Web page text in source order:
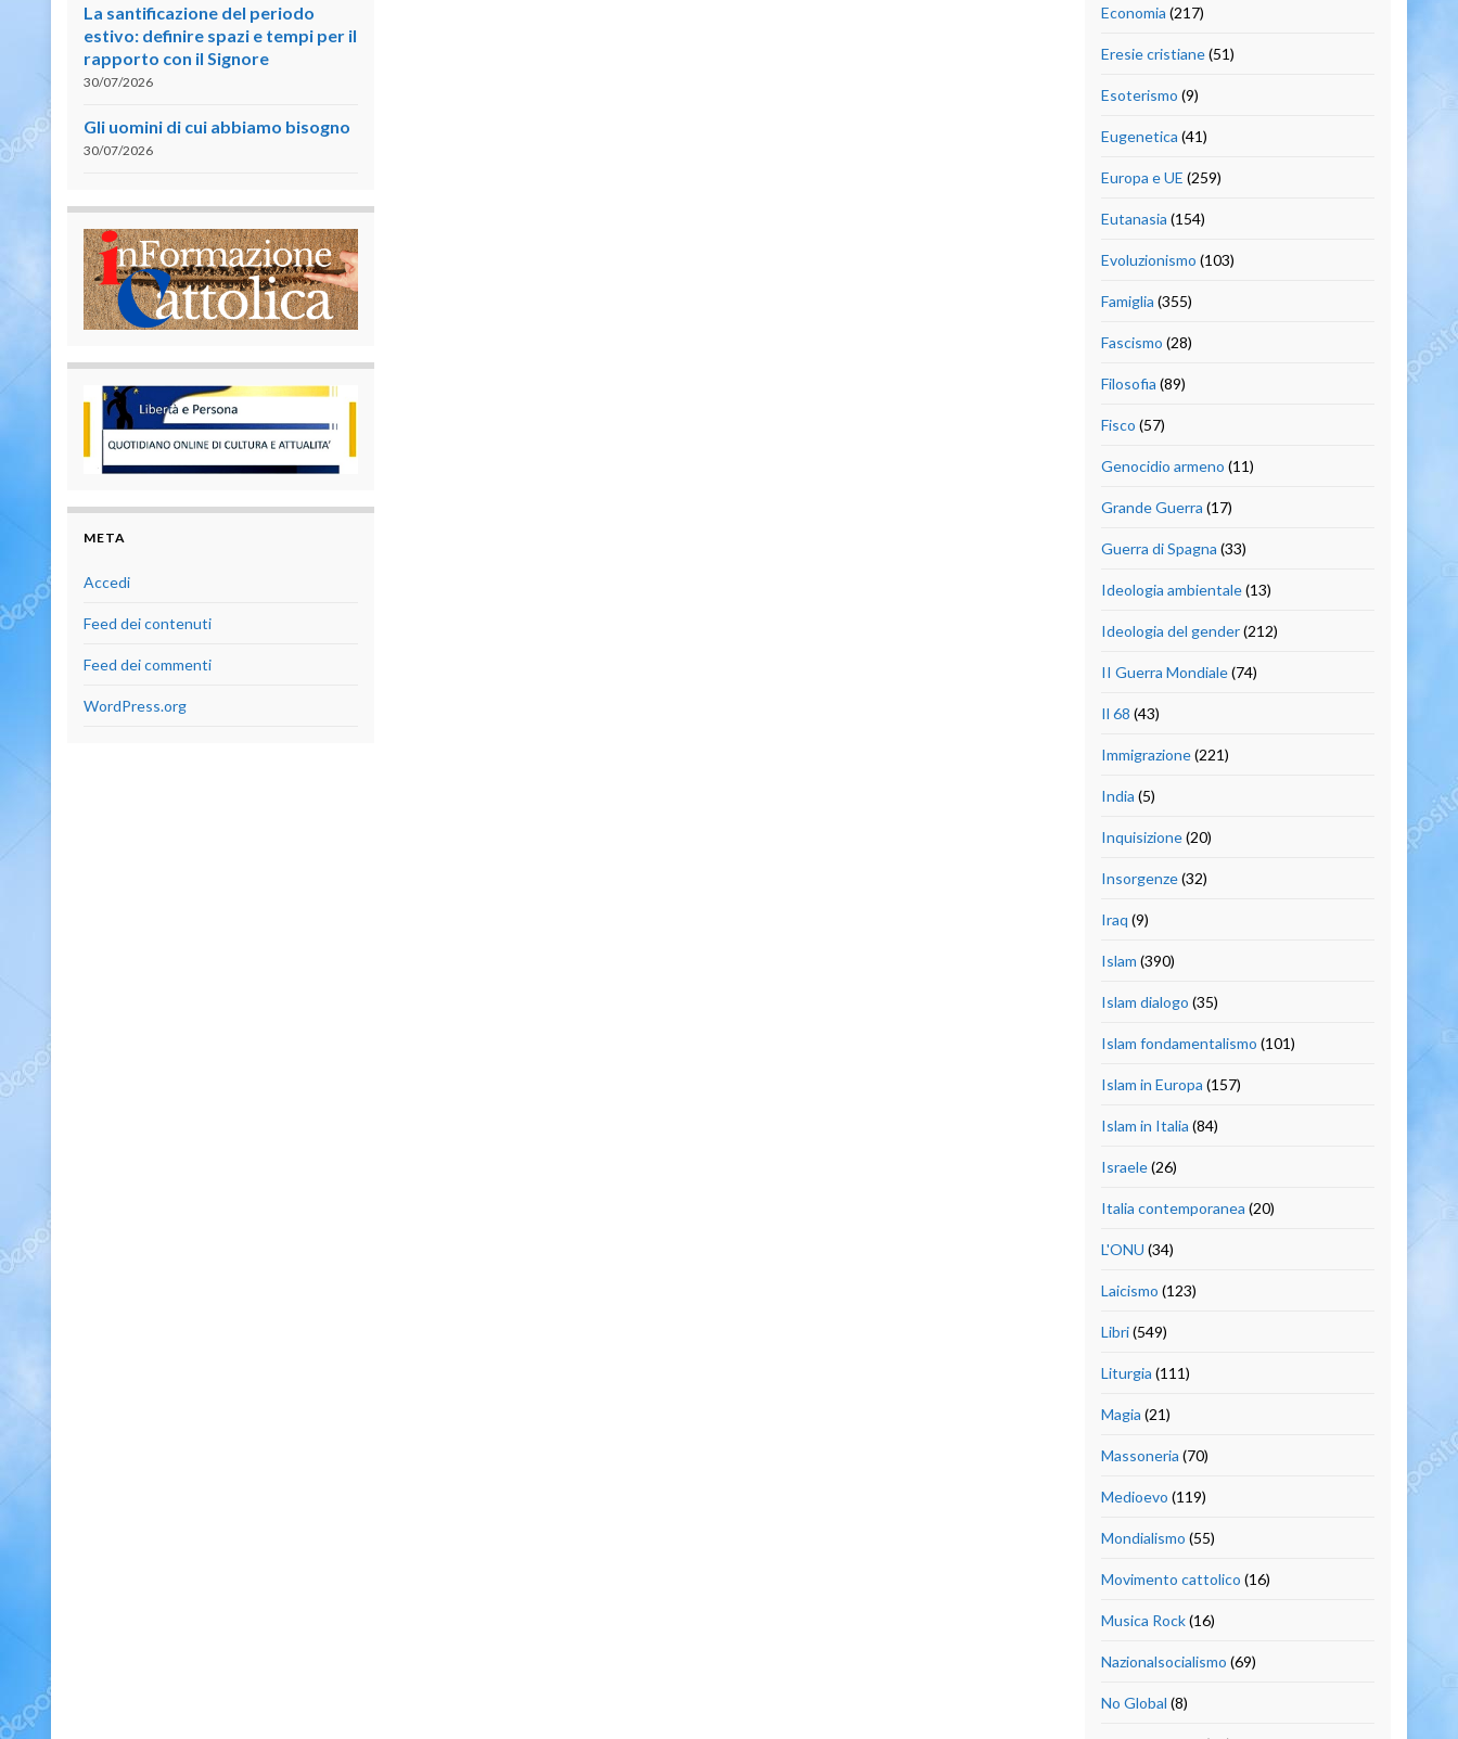
La santificazione del periodo
estivo: definire spazi e tempi per il
rapporto con il Signore
30/07/2026
Gli uomini di cui abbiamo bisogno
30/07/2026
META
Accedi
Feed dei contenuti
Feed dei commenti
WordPress.org
Economia (217)
Eresie cristiane(51)
Esoterismo (9)
Eugenetica (41)
Europa e UE (259)
Eutanasia (154)
Evoluzionismo (103)
Famiglia (355)
Fascismo (28)
Filosofia (89)
Fisco (57)
Genocidio armeno (11)
Grande Guerra (17)
Guerra di Spagna (33)
Ideologia ambientale(13)
Ideologia del gender(212)
II Guerra Mondiale(74)
Il 68 (43)
Immigrazione(221)
India (5)
Inquisizione(20)
Insorgenze(32)
Iraq (9)
Islam (390)
Islam dialogo (35)
Islam fondamentalismo (101)
Islam in Europa (157)
Islam in Italia (84)
Israele(26)
Italia contemporanea (20)
L'ONU (34)
Laicismo (123)
Libri(549)
Liturgia (111)
Magia (21)
Massoneria (70)
Medioevo (119)
Mondialismo (55)
Movimento cattolico (16)
Musica Rock(16)
Nazionalsocialismo (69)
No Global (8)